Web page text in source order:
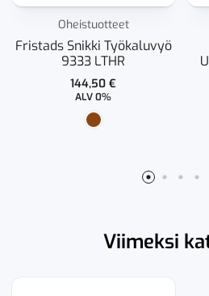
Oheistuotteet
Fristads Snikki Työkaluvyö
9333 LTHR
144,50€
ALV 0%
Viimeksi